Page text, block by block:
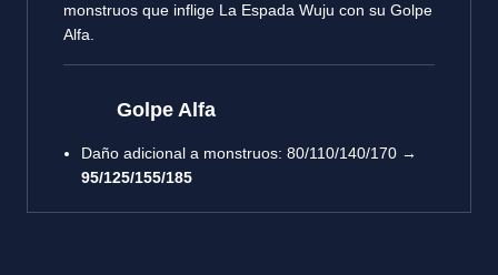
monstruos que inflige La Espada Wuju con su Golpe
Alfa.
Golpe Alfa
Daño adicional a monstruos: 80/110/140/170 →
95/125/155/185